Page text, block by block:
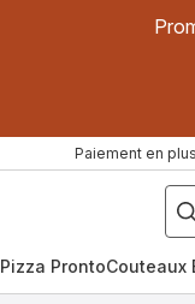
Paiement en
inox,
Cake
Pizza ProntoCouteaux